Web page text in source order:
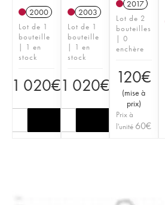
2000
Lot de 1
bouteille
| 1 en
stock
1 020€
2003
Lot de 1
bouteille
| 1 en
stock
1 020€
2017
Lot de 2
bouteilles
| 0
enchère
120€
(mise à
prix)
Prix à
l'unité 60€